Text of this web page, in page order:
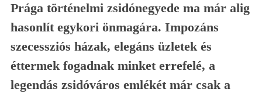
Prága történelmi zsidónegyede ma már alig
hasonlít egykori önmagára. Impozáns
szecessziós házak, elegáns üzletek és
éttermek fogadnak minket errefelé, a
legendás zsidóváros emlékét már csak a